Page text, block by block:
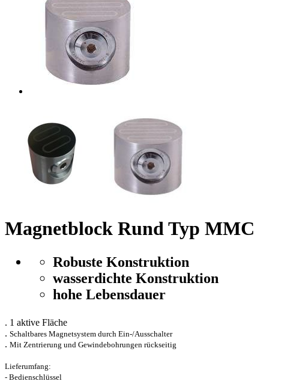
Magnetblock Rund Typ MMC
Robuste Konstruktion
wasserdichte Konstruktion
hohe Lebensdauer
. 1 aktive Fläche
. Schaltbares Magnetsystem durch Ein-/Ausschalter
. Mit Zentrierung und Gewindebohrungen rückseitig
Lieferumfang:
- Bedienschlüssel